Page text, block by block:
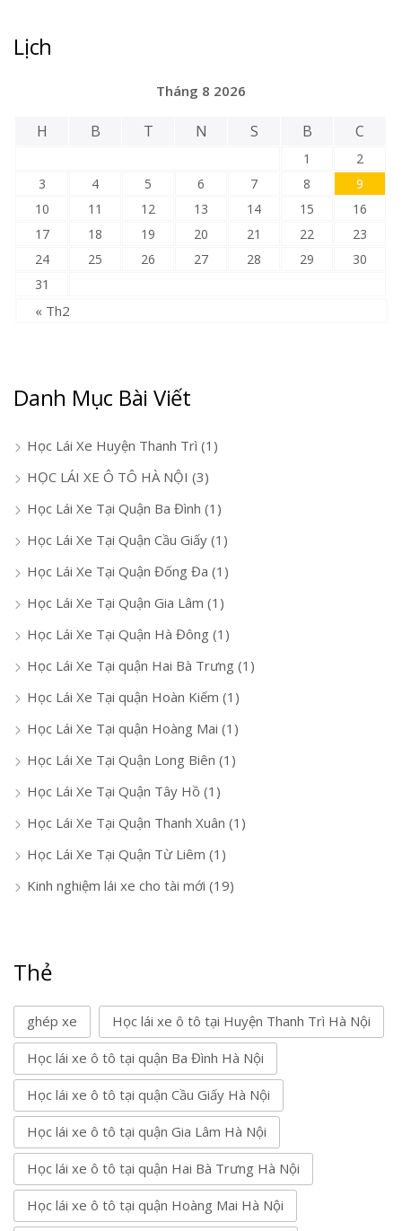
Lịch
Tháng 8 2026
H B T N S B C
1
2
3
4 5 6 7 8
9
10
11 12 13 14 15
16
17
18 19 20 21 22
23
24
25 26 27 28 29
30
31
« Th2
Danh Mục Bài Viết
Học Lái Xe Huyện Thanh Trì (1)
HỌC LÁI XE Ô TÔ HÀ NỘI (3)
Học Lái Xe Tại Quận Ba Đình (1)
Học Lái Xe Tại Quận Cầu Giấy (1)
Học Lái Xe Tại Quận Đống Đa (1)
Học Lái Xe Tại Quận Gia Lâm (1)
Học Lái Xe Tại Quận Hà Đông (1)
Học Lái Xe Tại quận Hai Bà Trưng (1)
Học Lái Xe Tại quận Hoàn Kiếm (1)
Học Lái Xe Tại quận Hoàng Mai (1)
Học Lái Xe Tại Quận Long Biên (1)
Học Lái Xe Tại Quận Tây Hồ (1)
Học Lái Xe Tại Quận Thanh Xuân (1)
Học Lái Xe Tại Quận Từ Liêm (1)
Kinh nghiệm lái xe cho tài mới (19)
Thẻ
ghép xe Học lái xe ô tô tại Huyện Thanh Trì Hà Nội
Học lái xe ô tô tại quận Ba Đình Hà Nội
Học lái xe ô tô tại quận Cầu Giấy Hà Nội
Học lái xe ô tô tại quận Gia Lâm Hà Nội
Học lái xe ô tô tại quận Hai Bà Trưng Hà Nội
Học lái xe ô tô tại quận Hoàng Mai Hà Nội